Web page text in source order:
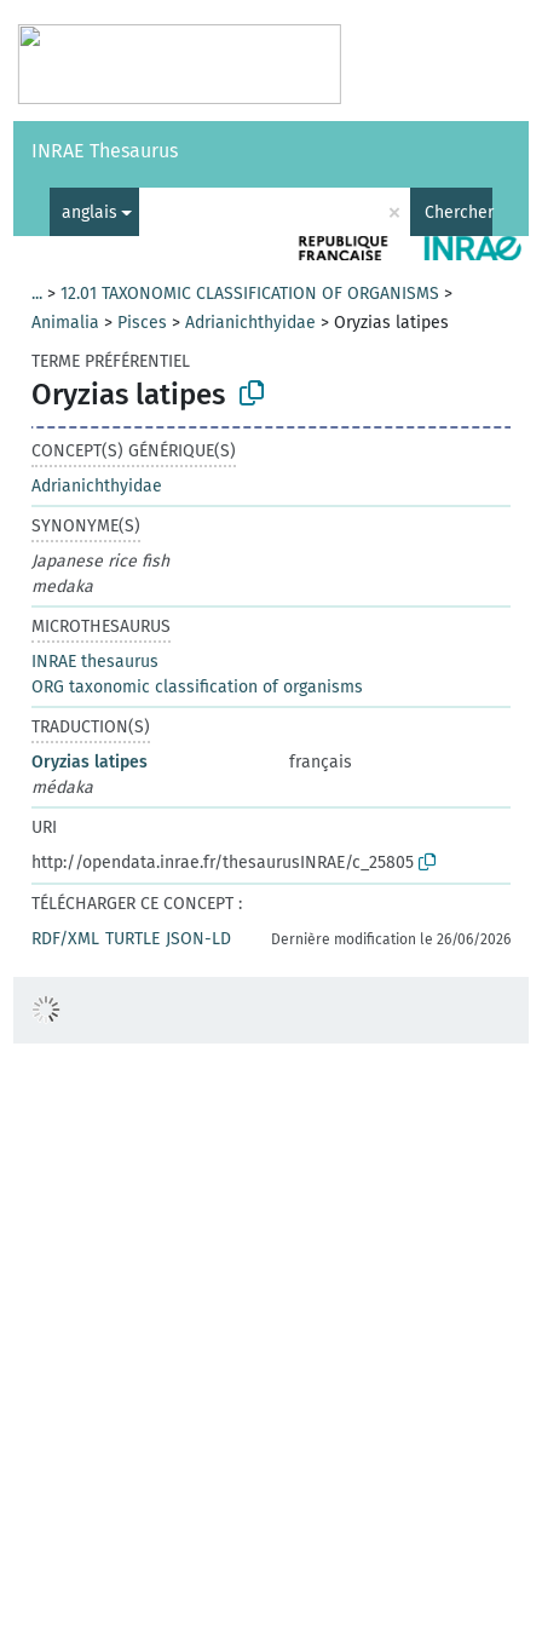
Vocabulaires API
INRAE Thesaurus
anglais × Chercher
... >12.01 TAXONOMIC CLASSIFICATION OF ORGANISMS >
Animalia > Pisces >Adrianichthyidae >Oryzias latipes
TERME PRÉFÉRENTIEL
Oryzias latipes
CONCEPT(S) GÉNÉRIQUE(S)
Adrianichthyidae
SYNONYME(S)
Japanese rice fish
medaka
MICROTHESAURUS
INRAE thesaurus
ORG taxonomic classification of organisms
TRADUCTION(S)
Oryzias latipes
français
médaka
URI
http://opendata.inrae.fr/thesaurusINRAE/c_25805
TÉLÉCHARGER CE CONCEPT :
RDF/XML TURTLE JSON-LD Dernière modification le 26/06/2026